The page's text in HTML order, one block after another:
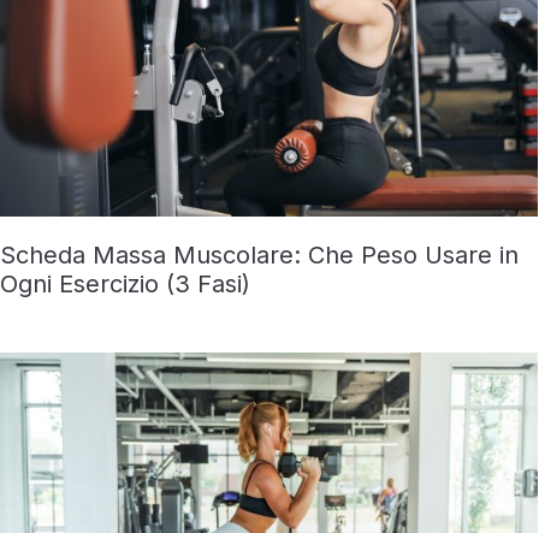
Scheda Massa Muscolare: Che Peso Usare in
Ogni Esercizio (3 Fasi)